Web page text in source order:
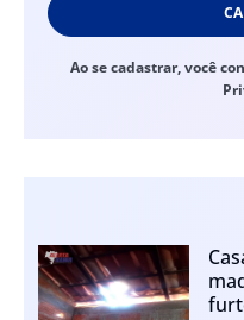
Ao se cadastrar, você